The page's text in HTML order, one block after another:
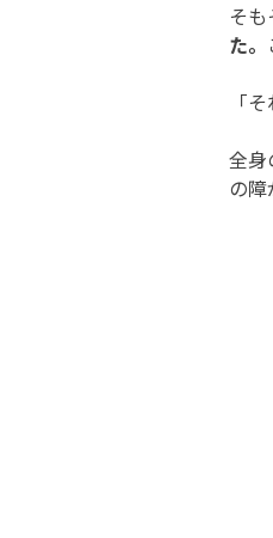
そも
た。
「
全身
の